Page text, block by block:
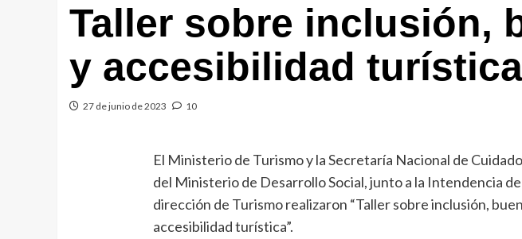
Taller sobre inclusión,
y accesibilidad turística
27 de junio de 2023 10
El Ministerio de Turismo y la Secretaría Nacional de
del Ministerio de Desarrollo Social, junto a la Intendencia
dirección de Turismo realizaron “Taller sobre inclusión,
accesibilidad turística”.